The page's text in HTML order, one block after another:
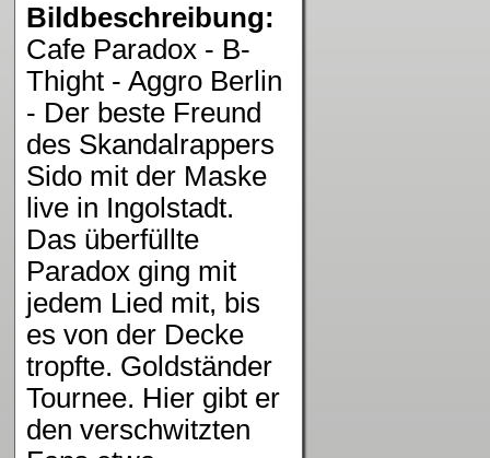
Bildbeschreibung:
Cafe Paradox - B-
Thight - Aggro Berlin
- Der beste Freund
des Skandalrappers
Sido mit der Maske
live in Ingolstadt.
Das überfüllte
Paradox ging mit
jedem Lied mit, bis
es von der Decke
tropfte. Goldständer
Tournee. Hier gibt er
den verschwitzten